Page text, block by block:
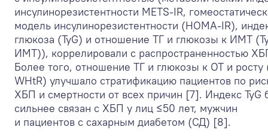
инсулинорезистентности METS-IR,
модель инсулинорезистентности (HOMA-IR),
глюкоза (TyG) и отношение ТГ и глюкозы к ИМТ
ИМТ)), коррелировали с распространенностью
Более того, отношение ТГ и глюкозы к ОТ и росту
WHtR) улучшало стратификацию пациентов по
ХБП и смертности от всех причин [7]. Индекс TyG
сильнее связан с ХБП у лиц ≤50 лет, мужчин
и пациентов с сахарным диабетом (СД) [8].